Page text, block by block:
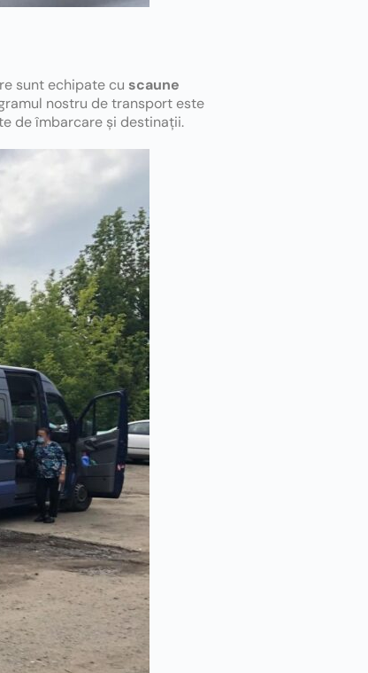
sunt echipate cu scaune
nostru de transport este
de îmbarcare și destinații.